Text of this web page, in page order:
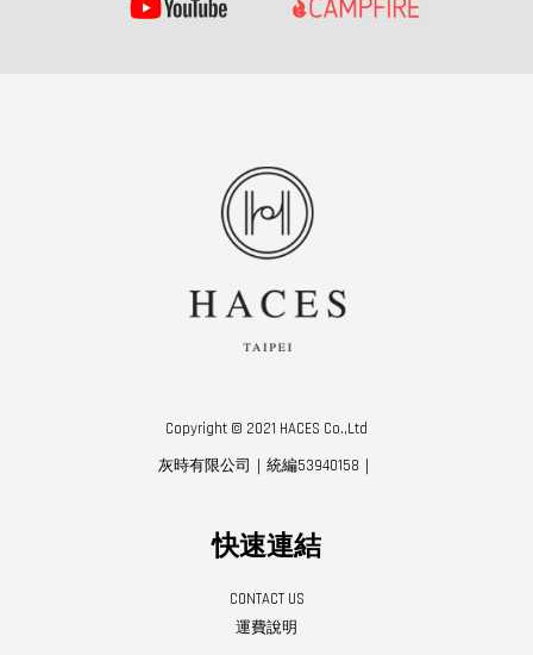
Copyright © 2021 HACES Co.,Ltd
灰時有限公司｜統編53940158｜
快速連結
CONTACT US
運費說明